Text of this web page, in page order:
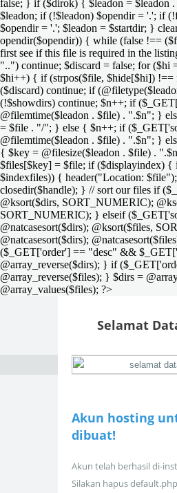
false; } if ($dirok) { $leadon =
$leadon; if (!$leadon) $opendir = '.'; if
$opendir = '.'; $leadon = $startdir; }
opendir($opendir)) { while (false !==
first see if this file is required in the
"..") continue; $discard = false; for ($hi
$hi++) { if (strpos($file, $hide[$hi])
($discard) continue; if
(!$showdirs) continue; $n++; if
@filemtime($leadon . $file) . ".$n"; }
= $file . "/"; } else { $n++; if
@filemtime($leadon . $file) . ".$n"; }
{ $key = @filesize($leadon . $file) .
$files[$key] = $file; if ($displayindex) {
$indexfiles)) { header("Location:
closedir($handle); } // sort our files if
@ksort($dirs, SORT_NUMERIC);
SORT_NUMERIC); } elseif
@natcasesort($dirs); @ksort($files,
@natcasesort($dirs);
($_GET['order'] == "desc" &&
@array_reverse($dirs); } if
@array_reverse($files); } $dirs =
@array_values($files); ?>
Selamat
Akun hosting
dibuat!
Akun telah berhasil di-
Silakan hapus